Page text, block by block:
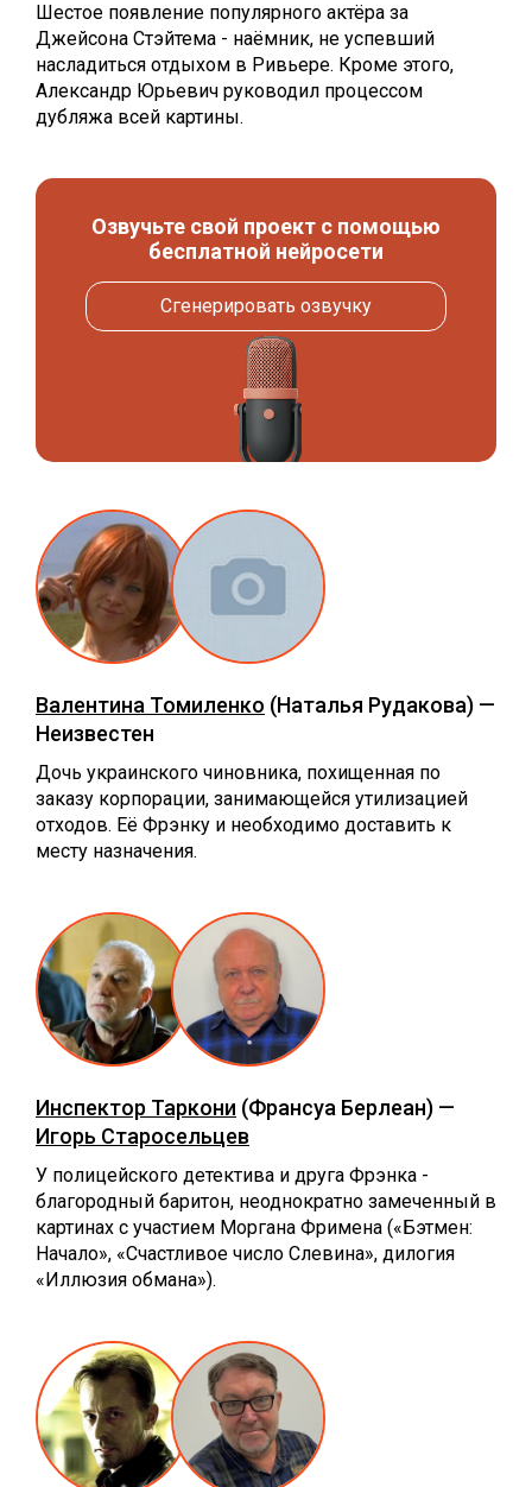
Шестое появление популярного актёра за
Джейсона Стэйтема - наёмник, не успевший
насладиться отдыхом в Ривьере. Кроме этого,
Александр Юрьевич руководил процессом
дубляжа всей картины.
Озвучьте свой проект с помощью
бесплатной нейросети
Сгенерировать озвучку
Валентина Томиленко (Наталья Рудакова) —
Неизвестен
Дочь украинского чиновника, похищенная по
заказу корпорации, занимающейся утилизацией
отходов. Её Фрэнку и необходимо доставить к
месту назначения.
Инспектор Таркони (Франсуа Берлеан) —
Игорь Старосельцев
У полицейского детектива и друга Фрэнка -
благородный баритон, неоднократно замеченный в
картинах с участием Моргана Фримена («Бэтмен:
Начало», «Счастливое число Слевина», дилогия
«Иллюзия обмана»).